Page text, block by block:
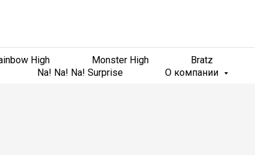
High Monster High Bratz
Na! Na! Na! Surprise О компании
High Monster High Bratz
Na! Na! Na! Surprise О компании